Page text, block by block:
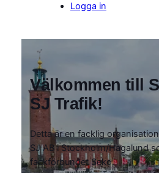
Logga in
Välkommen till
SJ Trafik!
Detta är en facklig
SJ AB i Stockholm/Hagalund
fackförbundet Seko.